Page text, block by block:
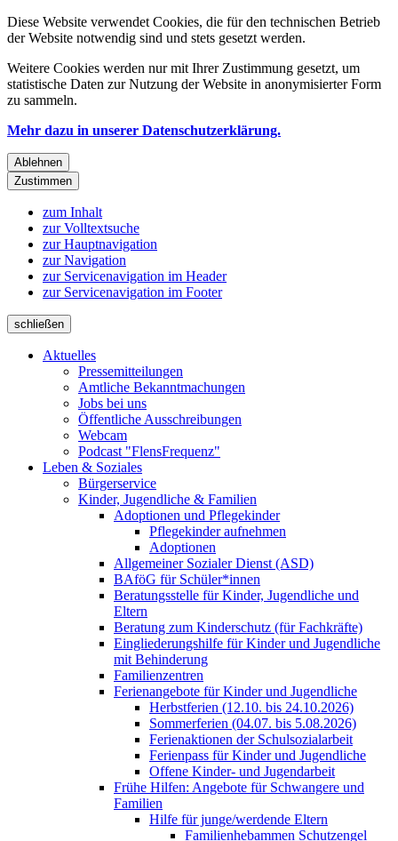
Diese Website verwendet Cookies, die für den technischen Betrieb
der Website notwendig sind und stets gesetzt werden.
Weitere Cookies werden nur mit Ihrer Zustimmung gesetzt, um
statistische Daten zur Nutzung der Website in anonymisierter Form
zu sammeln.
Mehr dazu in unserer Datenschutzerklärung.
Ablehnen
Zustimmen
zum Inhalt
zur Volltextsuche
zur Hauptnavigation
zur Navigation
zur Servicenavigation im Header
zur Servicenavigation im Footer
schließen
Aktuelles
Pressemitteilungen
Amtliche Bekanntmachungen
Jobs bei uns
Öffentliche Ausschreibungen
Webcam
Podcast "FlensFrequenz"
Leben & Soziales
Bürgerservice
Kinder, Jugendliche & Familien
Adoptionen und Pflegekinder
Pflegekinder aufnehmen
Adoptionen
Allgemeiner Sozialer Dienst (ASD)
BAföG für Schüler*innen
Beratungsstelle für Kinder, Jugendliche und
Eltern
Beratung zum Kinderschutz (für Fachkräfte)
Eingliederungshilfe für Kinder und Jugendliche
mit Behinderung
Familienzentren
Ferienangebote für Kinder und Jugendliche
Herbstferien (12.10. bis 24.10.2026)
Sommerferien (04.07. bis 5.08.2026)
Ferienaktionen der Schulsozialarbeit
Ferienpass für Kinder und Jugendliche
Offene Kinder- und Jugendarbeit
Frühe Hilfen: Angebote für Schwangere und
Familien
Hilfe für junge/werdende Eltern
Familienhebammen Schutzengel